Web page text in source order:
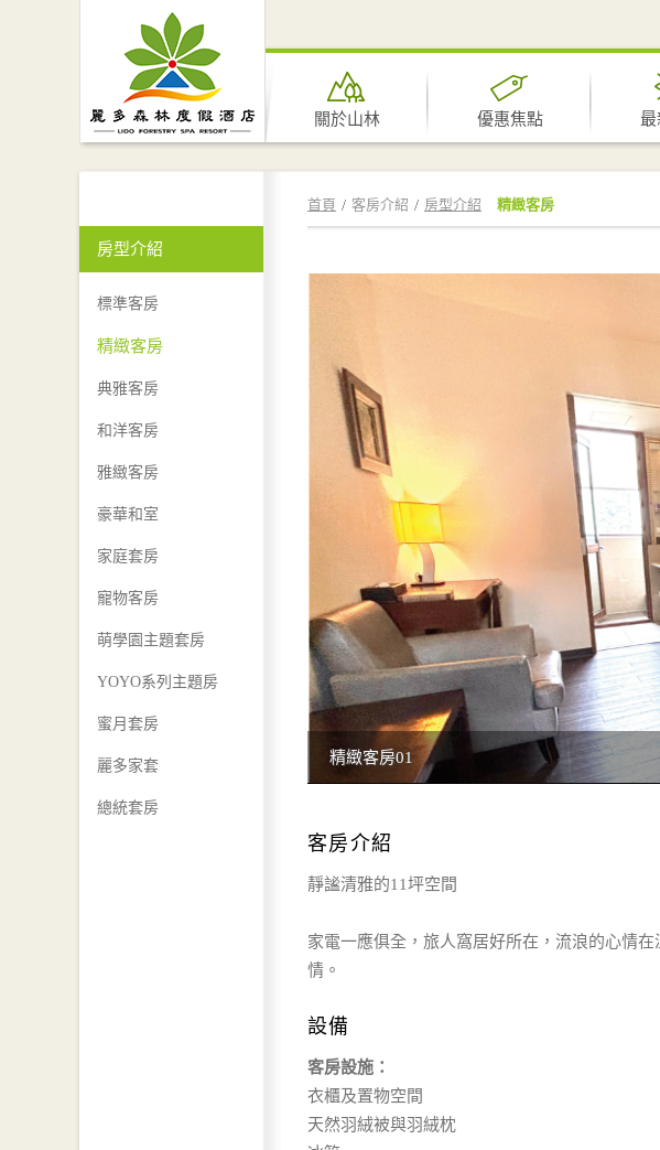
關於山林 優惠焦點 最
房型介紹
標準客房
精緻客房
典雅客房
和洋客房
雅緻客房
豪華和室
家庭套房
寵物客房
萌學園主題套房
YOYO系列主題房
蜜月套房
麗多家套
總統套房
首頁 客房介紹 房型介紹 精緻客房
精緻客房01
客房介紹
靜謐清雅的11坪空間
家電一應俱全，旅人窩居好所在，流浪的心情
情。
設備
客房設施：
衣櫃及置物空間
天然羽絨被與羽絨枕